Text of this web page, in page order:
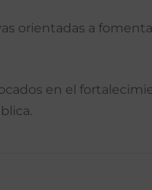
orientadas a
en el